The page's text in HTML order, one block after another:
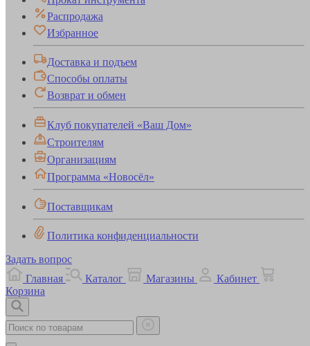
Распродажа
Избранное
Доставка и подъем
Способы оплаты
Возврат и обмен
Клуб покупателей «Ваш Дом»
Строителям
Организациям
Программа «Новосёл»
Поставщикам
Политика конфиденциальности
Задать вопрос
Главная
Каталог Магазины
Кабинет
Корзина